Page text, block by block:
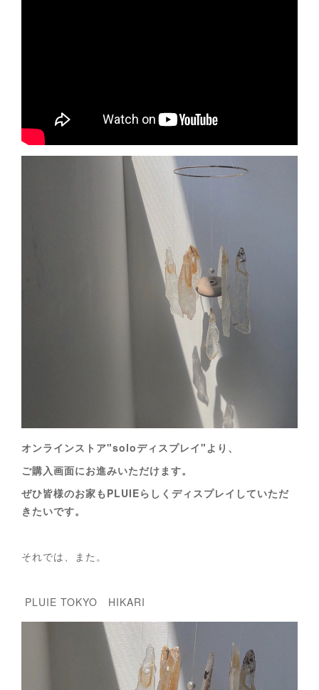
オンラインストア"soloディスプレイ"より、
ご購入画面にお進みいただけます。
ぜひ皆様のお家もPLUIEらしくディスプレイしていただ
きたいです。
それでは、また。
PLUIE TOKYO HIKARI